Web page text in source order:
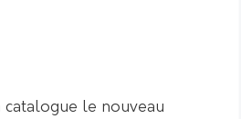
catalogue le nouveau